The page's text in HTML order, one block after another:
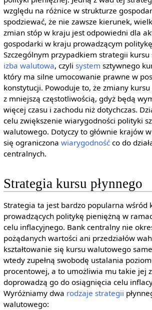
względu na różnice w strukturze
spodziewać, że nie zawsze kierunek,
zmian stóp w kraju jest odpowiedni dla
gospodarki w kraju prowadzącym
Szczególnym przypadkiem strategii kursu
izba walutowa, czyli system sztywnego
który ma silne umocowanie prawne w
konstytucji. Powoduje to, że zmiany
z mniejszą częstotliwością, gdyż będą
więcej czasu i zachodu niż dotychczas.
celu zwiększenie wiarygodności polityki
walutowego. Dotyczy to głównie krajów
się ograniczona wiarygodnośćco do
centralnych.
Strategia kursu płynnego
Strategia ta jest bardzo popularna wśród
prowadzących politykę pieniężną w
celu inflacyjnego. Bank centralny nie
pożądanych wartości ani przedziałów
kształtowanie się kursu walutowego
wtedy zupełną swobodę ustalania
procentowej, a to umożliwia mu takie jej
doprowadzą go do osiągnięcia celu
Wyróżniamy dwa rodzaje strategii
walutowego: